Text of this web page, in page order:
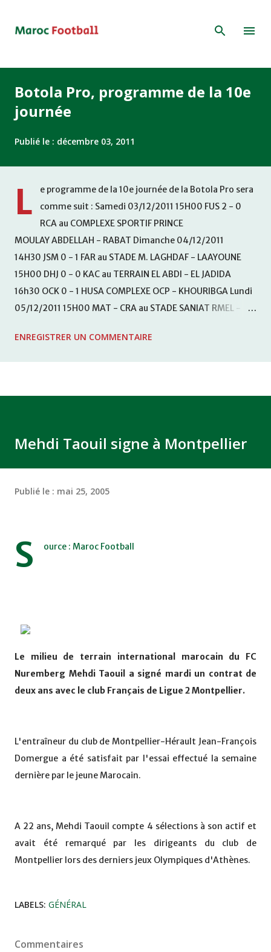
Botola Pro, programme de la 10e
journée
Publié le : décembre 03, 2011
L
e programme de la 10e journée de la Botola Pro sera
comme suit : Samedi 03/12/2011 15H00 FUS 2 - 0
RCA au COMPLEXE SPORTIF PRINCE
MOULAY ABDELLAH - RABAT Dimanche 04/12/2011
14H30 JSM 0 - 1 FAR au STADE M. LAGHDAF - LAAYOUNE
15H00 DHJ 0 - 0 KAC au TERRAIN EL ABDI - EL JADIDA
16h30 OCK 0 - 1 HUSA COMPLEXE OCP - KHOURIBGA Lundi
05/12/2011 15H00 MAT - CRA au STADE SANIAT RMEL -
KHEMISET Mardi 06/12/2011 15H00 WAF - OCS au
ENREGISTRER UN COMMENTAIRE
Mehdi Taouil signe à Montpellier
Publié le : mai 25, 2005
S ource : Maroc Football
Le milieu de terrain international marocain du FC
Nuremberg Mehdi Taouil a signé mardi un contrat de
deux ans avec le club Français de Ligue 2 Montpellier.
L'entraîneur du club de Montpellier-Hérault Jean-François
Domergue a été satisfait par l'essai effectué la semaine
dernière par le jeune Marocain.
A 22 ans, Mehdi Taouil compte 4 sélections à son actif et
avait été remarqué par les dirigeants du club de
Montpellier lors des derniers jeux Olympiques d'Athènes.
LABELS: GÉNÉRAL
Commentaires